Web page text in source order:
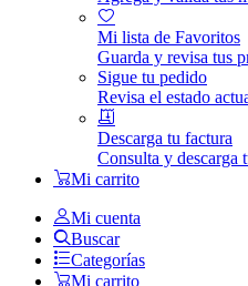
Mi lista de Favoritos
Guarda y revisa tus
Sigue tu pedido
Revisa el estado
Descarga tu factura
Consulta y descarga
Mi carrito
Mi cuenta
Buscar
Categorías
Mi carrito